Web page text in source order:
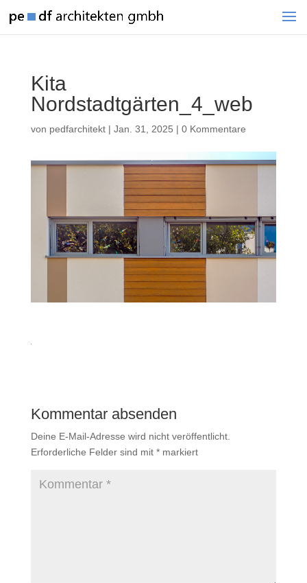
Kita
Nordstadtgärten_4_web
von pedfarchitekt| Jan. 31, 2025 | 0 Kommentare
Kommentar absenden
Deine E-Mail-Adresse wird nicht veröffentlicht.
Erforderliche Felder sind mit *markiert